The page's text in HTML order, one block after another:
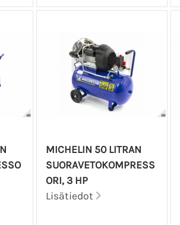
MICHELIN 50 LITRAN
SUORAVETOKOMPRESS
ORI, 3 HP
Lisätiedot